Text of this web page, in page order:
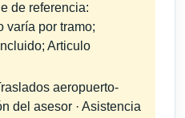
de referencia:
varía por tramo;
Articulo
aeropuerto-
del asesor · Asistencia